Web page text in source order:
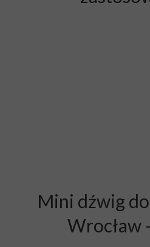
Mini dźwig
Wrocław